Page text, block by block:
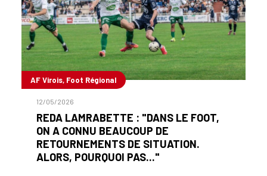
AF Virois, Foot Régional
12/05/2026
REDA LAMRABETTE : "DANS LE FOOT,
ON A CONNU BEAUCOUP DE
RETOURNEMENTS DE SITUATION.
ALORS, POURQUOI PAS..."